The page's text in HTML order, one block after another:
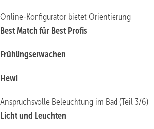
Online-Konfigurator bietet Orientierung
Best Match für Best Profis
Frühlingserwachen
Hewi
Anspruchsvolle Beleuchtung im Bad (Teil 3/6)
Licht und Leuchten